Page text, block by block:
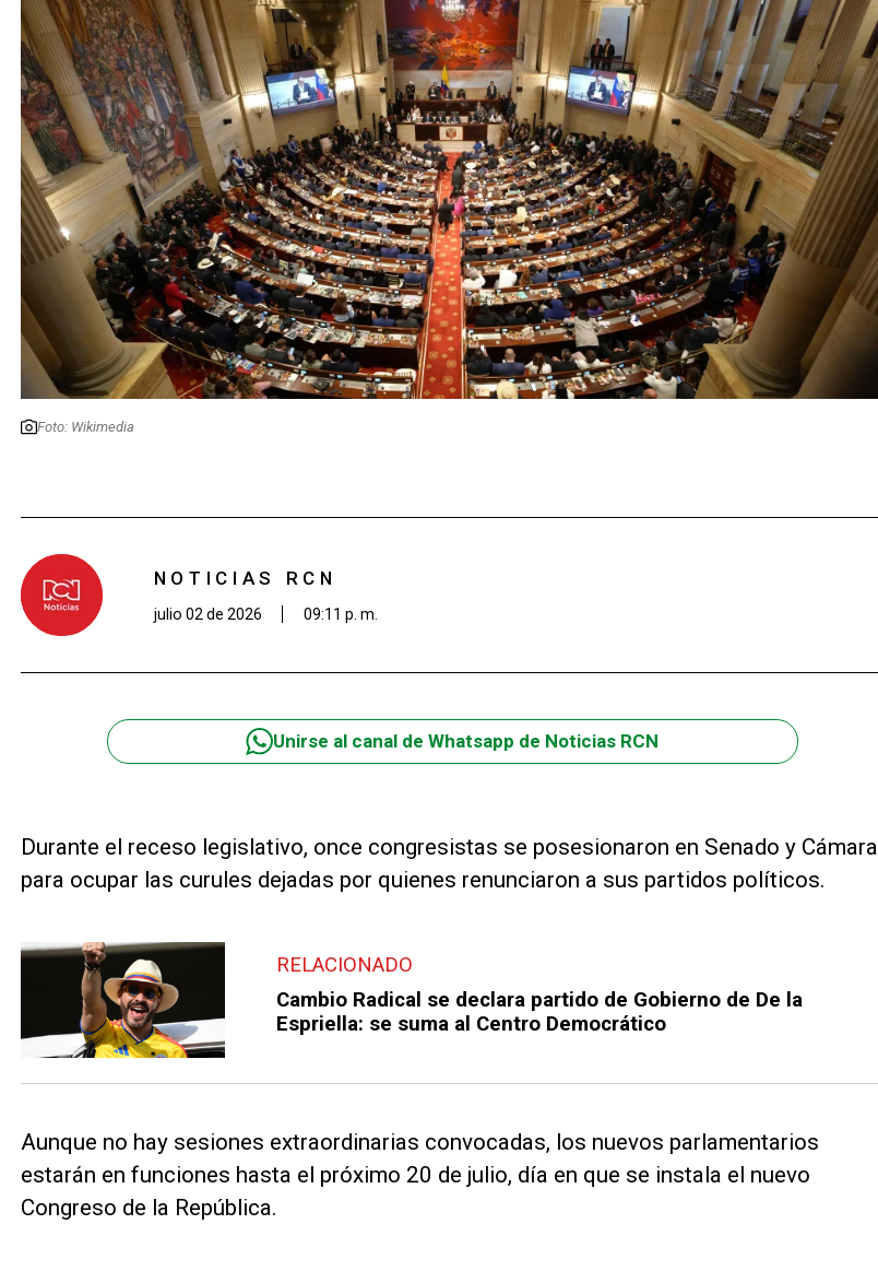
Foto: Wikimedia
NOTICIAS RCN
julio 02 de 2026 09:11 p. m.
Unirse al canal de Whatsapp de Noticias RCN
Durante el receso legislativo, once congresistas se posesionaron en Senado y Cámara
para ocupar las curules dejadas por quienes renunciaron a sus partidos políticos.
RELACIONADO
Cambio Radical se declara partido de Gobierno de De la
Espriella: se suma al Centro Democrático
Aunque no hay sesiones extraordinarias convocadas, los nuevos parlamentarios
estarán en funciones hasta el próximo 20 de julio, día en que se instala el nuevo
Congreso de la República.